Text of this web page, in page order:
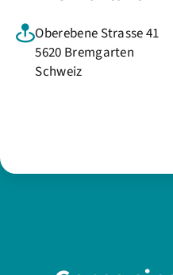
Oberebene Strasse 41
5620 Bremgarten
Schweiz